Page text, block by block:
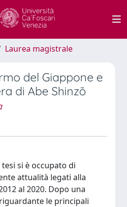
Laurea magistrale
del Giappone e
di Abe Shinzō
si è occupato di
attualità legati alla
al 2020. Dopo una
le principali